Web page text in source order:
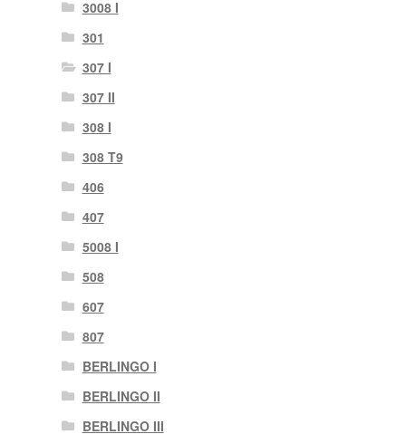
3008 I
301
307 I
307 II
308 I
308 T9
406
407
5008 I
508
607
807
BERLINGO I
BERLINGO II
BERLINGO III